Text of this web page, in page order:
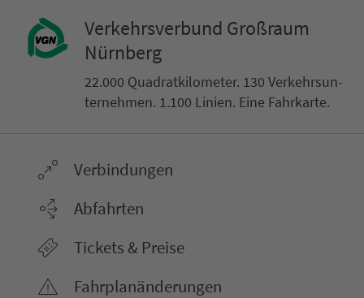
Ver­kehrs­ver­bund Groß­raum
Nürn­berg
22.000 Qua­drat­ki­lo­me­ter. 130 Ver­kehrs­un­
ter­neh­men. 1.100 Linien. Eine Fahr­kar­te.
Ver­bin­dungen
Abfahrten
Tickets & Preise
Fahr­plan­ände­rungen